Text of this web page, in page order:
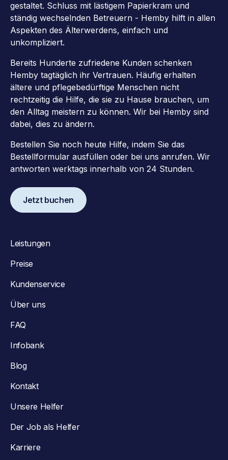
gestaltet. Schluss mit lästigem Papierkram und
ständig wechselnden Betreuern - Hemby hilft in allen
Aspekten des Älterwerdens, einfach und
unkompliziert.
Bereits Hunderte zufriedene Kunden schenken
Hemby tagtäglich ihr Vertrauen. Häufig erhalten
ältere und pflegebedürftige Menschen nicht
rechtzeitig die Hilfe, die sie zu Hause brauchen, um
den Alltag meistern zu können. Wir bei Hemby sind
dabei, dies zu ändern.
Bestellen Sie noch heute Hilfe, indem Sie das
Bestellformular ausfüllen oder bei uns anrufen. Wir
antworten werktags innerhalb von 24 Stunden.
Jetzt buchen
Leistungen
Preise
Kundenservice
Über uns
FAQ
Infobank
Blog
Kontakt
Unsere Helfer
Der Job als Helfer
Karriere